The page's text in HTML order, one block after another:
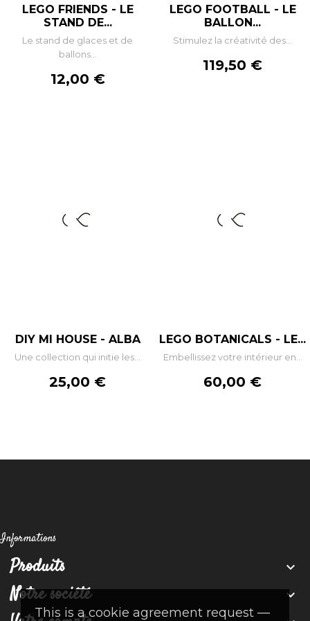
This is a cookie agreement request —
LEGO FRIENDS - LE
STAND DE...
Le stand de glaces et de
ballons...
Prix
12,00 €
LEGO FOOTBALL - LE
BALLON...
Stimulez la créativité des...
Prix
119,50 €
DIY MI HOUSE - ALBA
Une collection qui initie les...
Prix
25,00 €
LEGO BOTANICALS - LE...
Embellissez votre intérieur en...
Prix
60,00 €
Informations
Produits 
Notre société 